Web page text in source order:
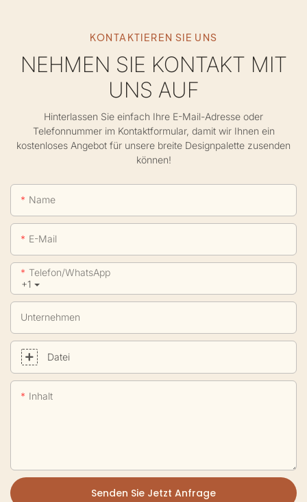
KONTAKTIEREN SIE UNS
NEHMEN SIE KONTAKT MIT
UNS AUF
Hinterlassen Sie einfach Ihre E-Mail-Adresse oder
Telefonnummer im Kontaktformular, damit wir Ihnen ein
kostenloses Angebot für unsere breite Designpalette zusenden
können!
Name
E-Mail
+1
Telefon/WhatsApp
Unternehmen
Datei
Inhalt
Senden Sie Jetzt Anfrage